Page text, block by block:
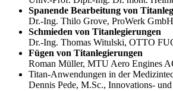
Spanende Bearbeitung von
Dr.-Ing. Thilo Grove, ProWerk
Schmieden von Titanlegierungen
Dr.-Ing. Thomas Witulski, OTTO
Fügen von Titanlegierungen
Roman Müller, MTU Aero Engines
Titan-Anwendungen in der
Dennis Pede, M.Sc., Innovations-